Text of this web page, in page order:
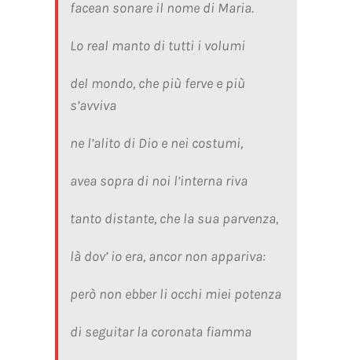
facean sonare il nome di Maria.
Lo real manto di tutti i volumi
del mondo, che più ferve e più
s’avviva
ne l’alito di Dio e nei costumi,
avea sopra di noi l’interna riva
tanto distante, che la sua parvenza,
là dov’ io era, ancor non appariva:
però non ebber li occhi miei potenza
di seguitar la coronata fiamma